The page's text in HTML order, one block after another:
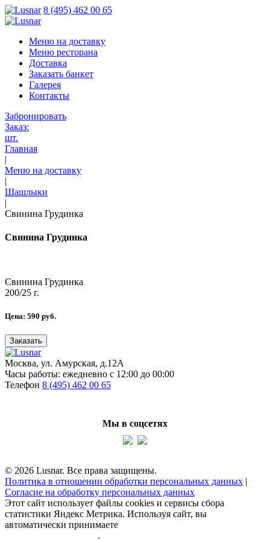
8 (495) 462 00 65
Меню на доставку
Меню ресторана
Доставка
Заказать банкет
Галерея
Контакты
Забронировать
Заказ:
шт.
Главная
|
Меню на доставку
|
Шашлыки
|
Свинина Грудинка
Свинина Грудинка
Свинина Грудинка
200/25 г.
Цена: 590 руб.
Заказать
Москва, ул. Амурская, д.12А
Часы работы: ежедневно с 12:00 до 00:00
Телефон 8 (495) 462 00 65
Мы в соцсетях
© 2026 Lusnar. Все права защищены.
Политика в отношении обработки персональных данных |
Согласие на обработку персональных данных
Этот сайт использует файлы cookies и сервисы сбора
статистики Яндекс Метрика. Используя сайт, вы
автоматически принимаете
.